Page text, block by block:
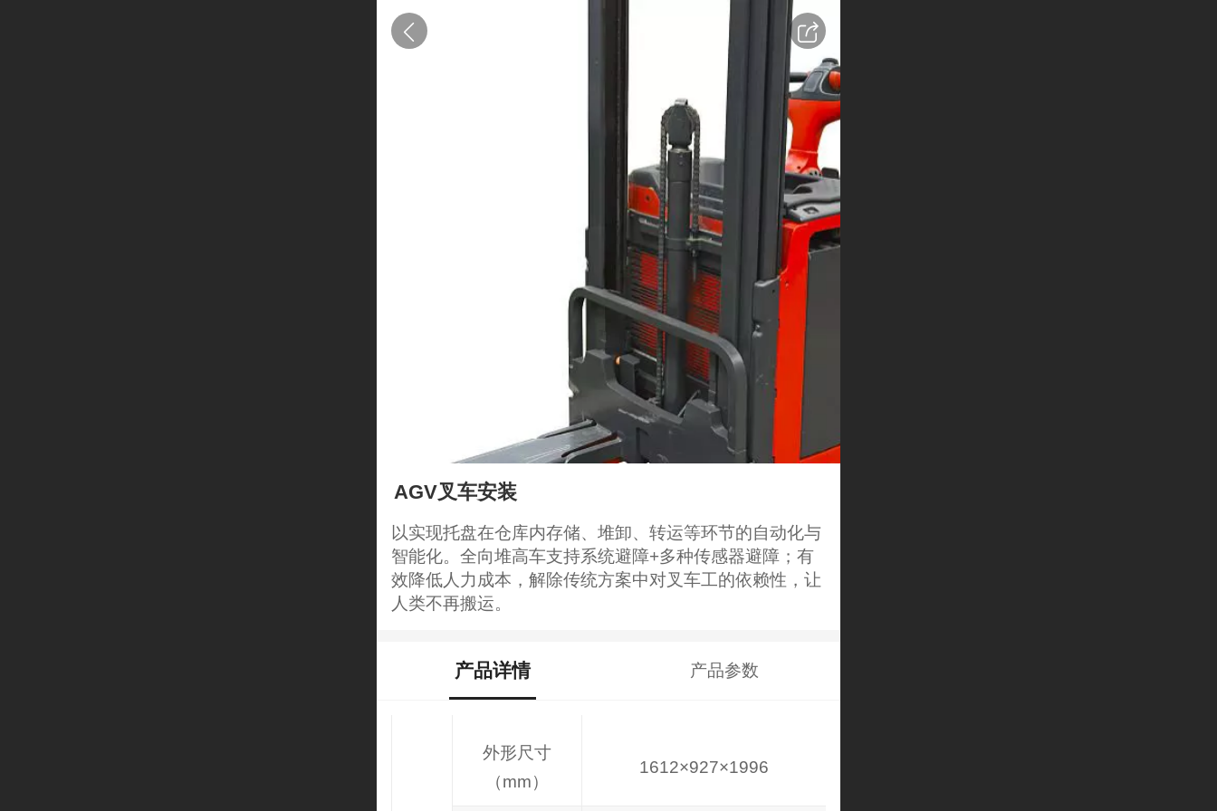
AGV叉车安装
以实现托盘在仓库内存储、堆卸、转运等环节的自动化与
智能化。全向堆高车支持系统避障+多种传感器避障；有
效降低人力成本，解除传统方案中对叉车工的依赖性，让
人类不再搬运。
产品详情 产品参数
外形尺寸
（mm）
1612×927×1996